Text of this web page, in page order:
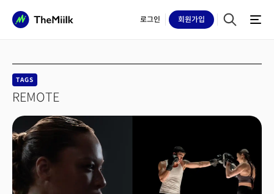
로그인 회원가입
TAGS
REMOTE